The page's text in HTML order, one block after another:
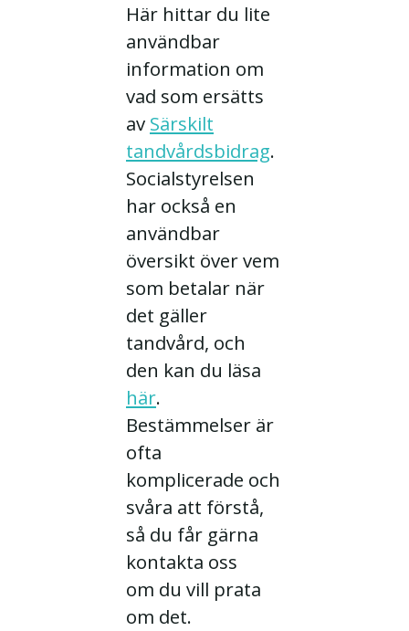
Här hittar du lite
användbar
information om
vad som ersätts
av Särskilt
tandvårdsbidrag.
Socialstyrelsen
har också en
användbar
översikt över vem
som betalar när
det gäller
tandvård, och
den kan du läsa
här.
Bestämmelser är
ofta
komplicerade och
svåra att förstå,
så du får gärna
kontakta oss
om du vill prata
om det.